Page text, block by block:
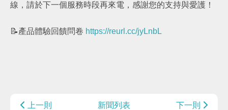
線，請於下一個服務時段再來電，感謝您的支持與愛護！
📝產品體驗回饋問卷 https://reurl.cc/jyLnbL
上一則 新聞列表 下一則